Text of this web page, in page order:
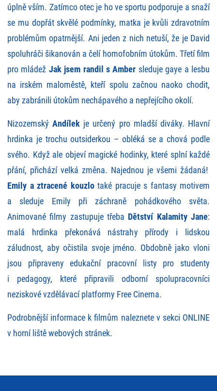
úplně vším. Zatímco otec je ho ve sportu podporuje a snaží
se mu dopřát skvělé podmínky, matka je kvůli zdravotním
problémům opatrnější. Ani jeden z nich netuší, že je David
spoluhráči šikanován a čelí homofobním útokům. Třetí film
pro mládež Jak jsem randil s Amber sleduje gaye a lesbu
na irském maloměstě, kteří spolu začnou naoko chodit,
aby zabránili útokům nechápavého a nepřejícího okolí.
NizozemskýAndílek je určený pro mladší diváky. Hlavní
hrdinka je trochu outsiderkou – obléká se a chová podle
svého. Když ale objeví magické hodinky, které splní každé
přání, přichází velká změna. Najednou je všemi žádaná!
Emily a ztracené kouzlotaké pracuje s fantasy motivem
a sleduje Emily při záchraně pohádkového světa.
Animované filmy zastupuje třeba Dětství Kalamity Jane:
malá hrdinka překonává nástrahy přírody i lidskou
záludnost, aby očistila svoje jméno. Obdobně jako vloni
jsou připraveny edukační pracovní listy pro studenty
i pedagogy, které připravili odborní spolupracovníci
neziskové vzdělávací platformy Free Cinema.
Podrobnější informace k filmům naleznete v sekci ONLINE
v horní liště webových stránek.